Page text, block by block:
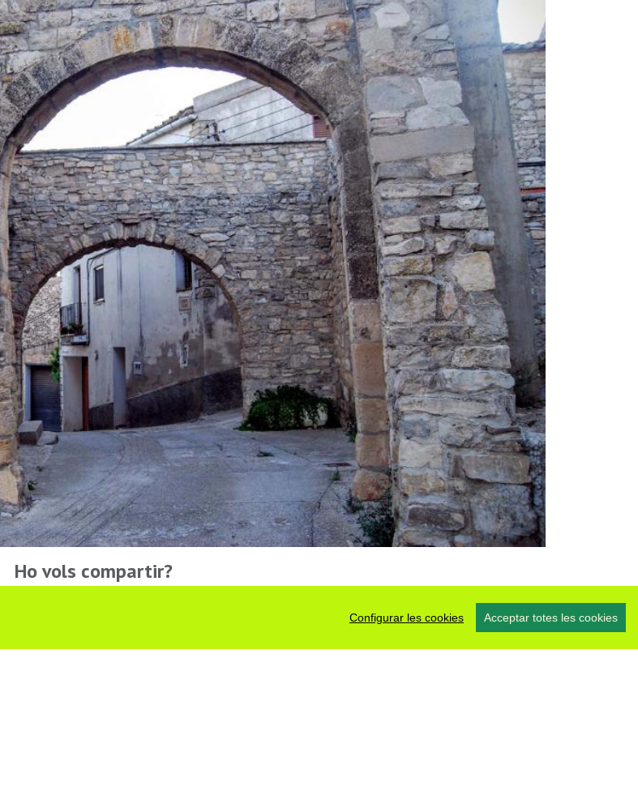
Configurar les cookies Acceptar totes les cookies
Ho vols compartir?